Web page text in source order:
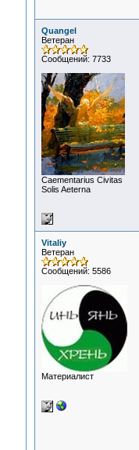
Quangel
Ветеран
Сообщений: 7733
Сaementarius Civitas
Solis Aeterna
Vitaliy
Ветеран
Сообщений: 5586
Материалист